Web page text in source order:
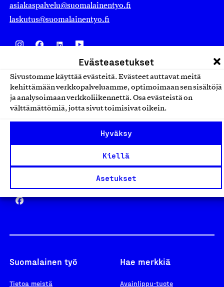
Evästeasetukset
Sivustomme käyttää evästeitä. Evästeet auttavat meitä
kehittämään verkkopalveluamme, optimoimaan sen sisältöjä
ja analysoimaan verkkoliikennettä. Osa evästeistä on
välttämättömiä, jotta sivut toimisivat oikein.
Hyväksy
Kiellä
Asetukset
asiakaspalvelu@suomalainentyo.fi
laskutus@suomalainentyo.fi
Avainlippu
Yhteiskunnallinen Yritys -merkki
Suomalainen työ
Tietoa meistä
Hae merkkiä
Avainlippu-tuote